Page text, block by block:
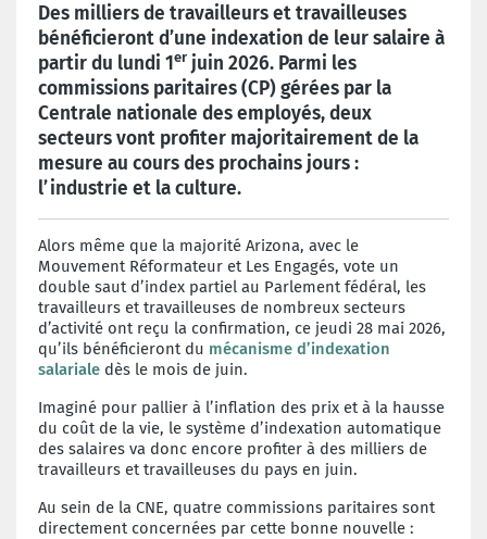
Des milliers de travailleurs et travailleuses
bénéficieront d’une indexation de leur salaire à
partir du lundi 1er juin 2026. Parmi les
commissions paritaires (CP) gérées par la
Centrale nationale des employés, deux
secteurs vont profiter majoritairement de la
mesure au cours des prochains jours :
l’industrie et la culture.
Alors même que la majorité Arizona, avec le
Mouvement Réformateur et Les Engagés, vote un
double saut d’index partiel au Parlement fédéral, les
travailleurs et travailleuses de nombreux secteurs
d’activité ont reçu la confirmation, ce jeudi 28 mai 2026,
qu’ils bénéficieront du mécanisme d’indexation
salariale dès le mois de juin.
Imaginé pour pallier à l’inflation des prix et à la hausse
du coût de la vie, le système d’indexation automatique
des salaires va donc encore profiter à des milliers de
travailleurs et travailleuses du pays en juin.
Au sein de la CNE, quatre commissions paritaires sont
directement concernées par cette bonne nouvelle :